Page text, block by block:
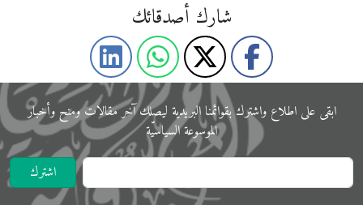
شارك أصدقائك
ابقى على اﻃﻼع واشترك بقوائمنا البريدية ليصلك آخر مقالات ومنح وأخبار
الموسوعة اﻟﺴﻴﺎﺳﻴّﺔ
اشترك